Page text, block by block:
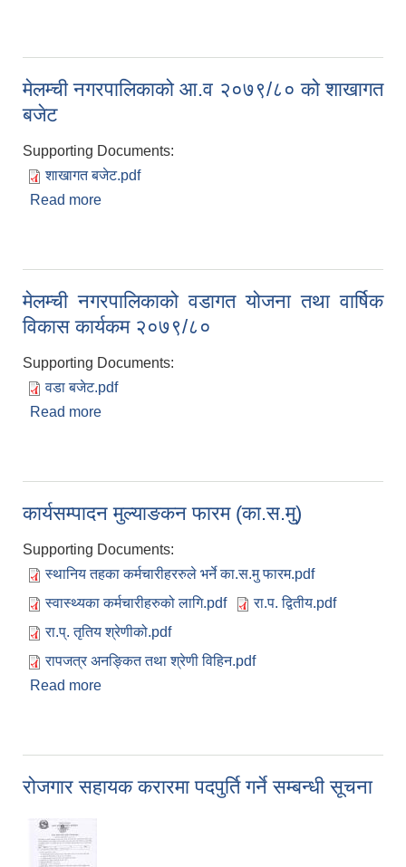
मेलम्ची नगरपालिकाको आ.व २०७९/८० को शाखागत
बजेट
Supporting Documents:
शाखागत बजेट.pdf
Read more
मेलम्ची नगरपालिकाको वडागत योजना तथा वार्षिक
विकास कार्यकम २०७९/८०
Supporting Documents:
वडा बजेट.pdf
Read more
कार्यसम्पादन मुल्याङकन फारम (का.स.मु)
Supporting Documents:
स्थानिय तहका कर्मचारीहररुले भर्ने का.स.मु फारम.pdf
स्वास्थ्यका कर्मचारीहरुको लागि.pdf
रा.प. द्वितीय.pdf
रा.प्. तृतिय श्रेणीको.pdf
रापजत्र अनङ्कित तथा श्रेणी विहिन.pdf
Read more
रोजगार सहायक करारमा पदपुर्ति गर्ने सम्बन्धी सूचना